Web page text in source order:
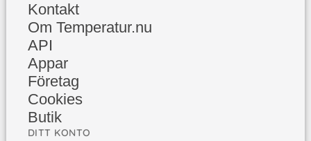
Kontakt
Om Temperatur.nu
API
Appar
Företag
Cookies
Butik
DITT KONTO